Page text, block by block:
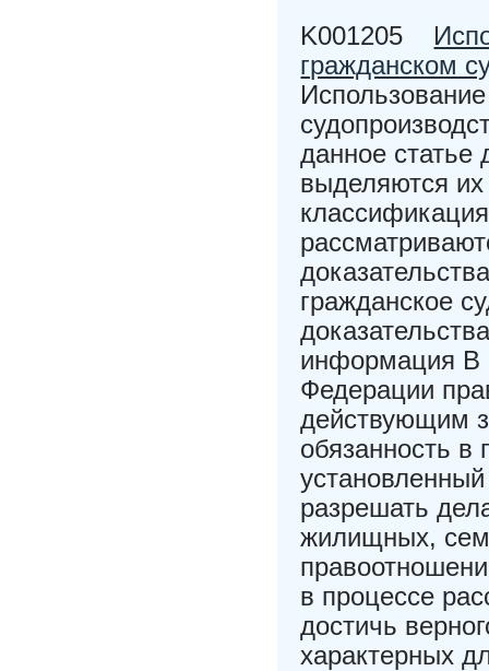
K001205
гражданском
данное статье
выделяются
гражданское
информация В
Федерации
действующим
обязанность в
разрешать
жилищных,
в процессе
достичь
характерных